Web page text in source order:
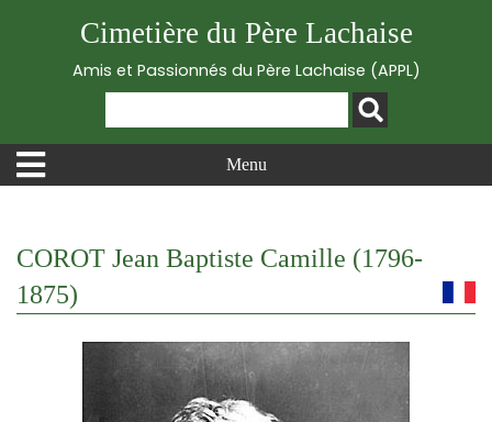
Cimetière du Père Lachaise
Amis et Passionnés du Père Lachaise (APPL)
Menu
COROT Jean Baptiste Camille (1796-
1875)